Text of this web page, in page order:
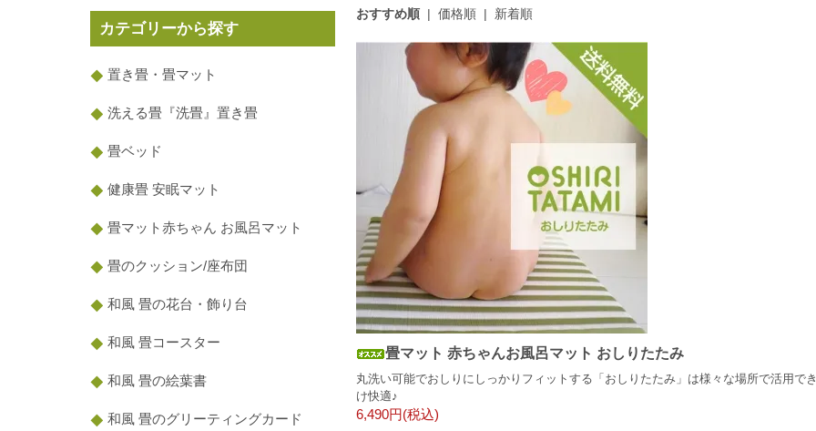
おすすめ順 |価格順 | 新着順
畳マット 赤ちゃんお風呂マット おしりたたみ
丸洗い可能でおしりにしっかりフィットする「おしりたたみ」は様々な場所で活用
け快適♪
6,490円(税込)
カテゴリーから探す
置き畳・畳マット
洗える畳『洗畳』置き畳
畳ベッド
健康畳 安眠マット
畳マット赤ちゃん お風呂マット
畳のクッション/座布団
和風 畳の花台・飾り台
和風 畳コースター
和風 畳の絵葉書
和風 畳のグリーティングカード